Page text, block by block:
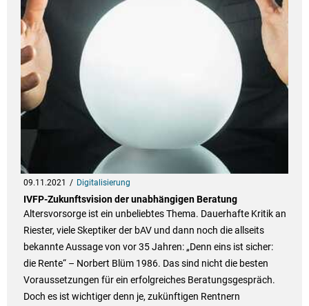
09.11.2021 Digitalisierung
IVFP-Zukunftsvision der unabhängigen Beratung
Altersvorsorge ist ein unbeliebtes Thema. Dauerhafte Kritik an
Riester, viele Skeptiker der bAV und dann noch die allseits
bekannte Aussage von vor 35 Jahren: „Denn eins ist sicher:
die Rente“ – Norbert Blüm 1986. Das sind nicht die besten
Voraussetzungen für ein erfolgreiches Beratungsgespräch.
Doch es ist wichtiger denn je, zukünftigen Rentnern